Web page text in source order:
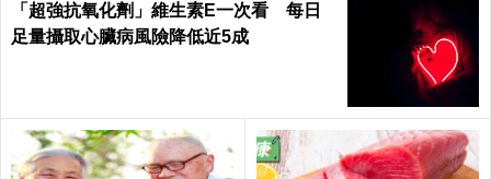
「超強抗氧化劑」維生素E一次看 每日
足量攝取心臟病風險降低近5成